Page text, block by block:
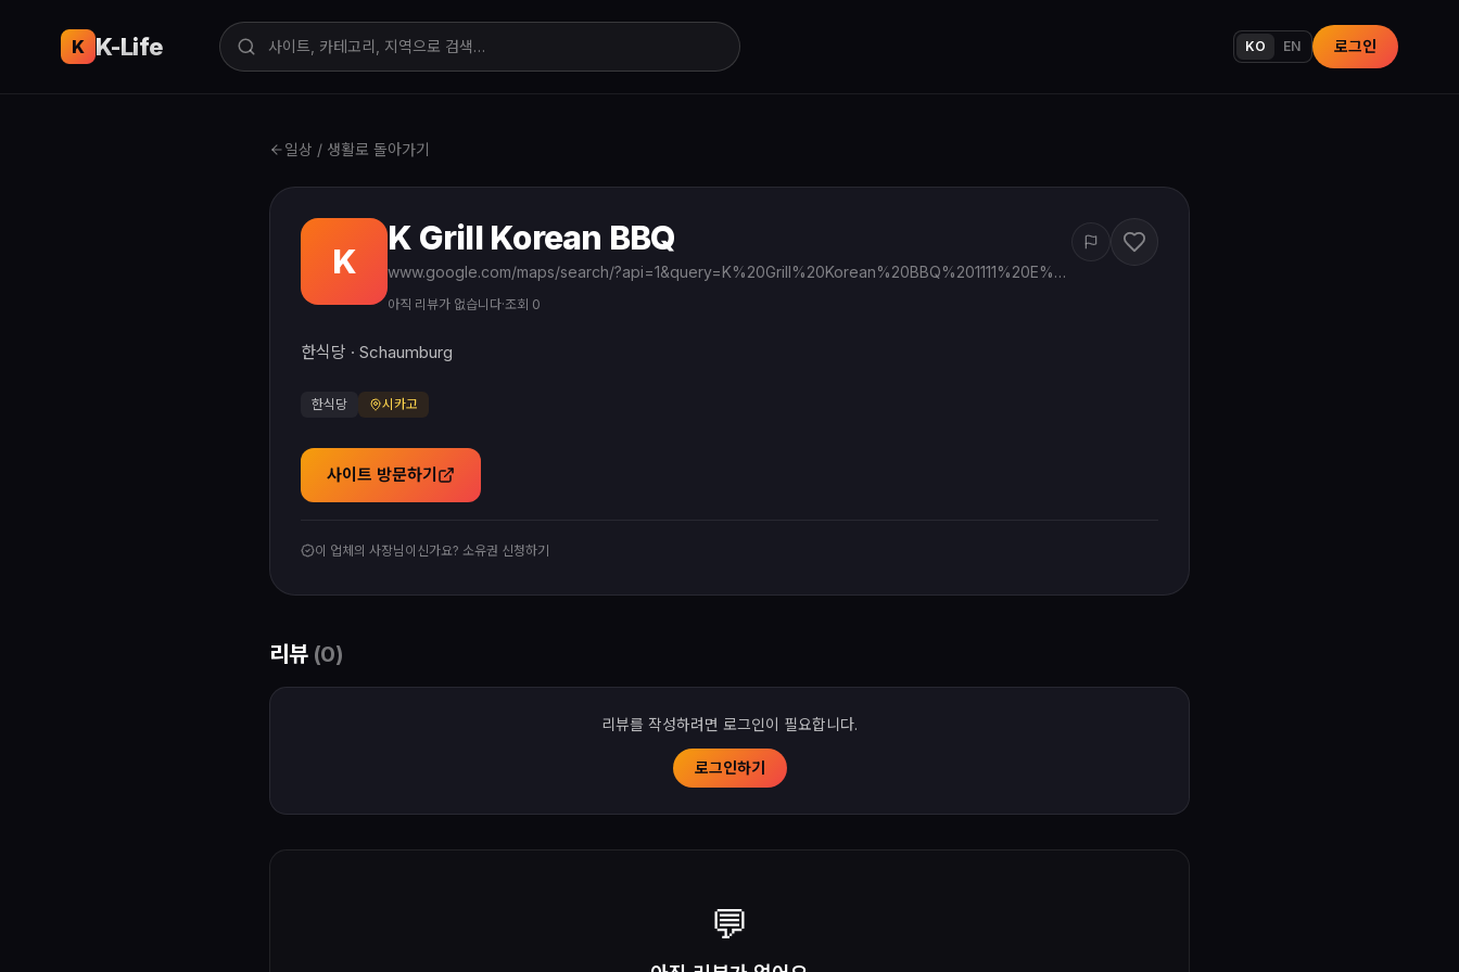
K K-Life KO EN 로그인
일상 / 생활로 돌아가기
K
K Grill Korean BBQ
www.google.com/maps/search/?api=1&query=K%20Grill%20Korean%20BBQ%201111%20E%20Golf%20Rd%20Schaumburg%20IL
아직 리뷰가 없습니다·조회 0
한식당 · Schaumburg
한식당 시카고
사이트 방문하기
이 업체의 사장님이신가요? 소유권 신청하기
리뷰 (0)
리뷰를 작성하려면 로그인이 필요합니다.
로그인하기
💬